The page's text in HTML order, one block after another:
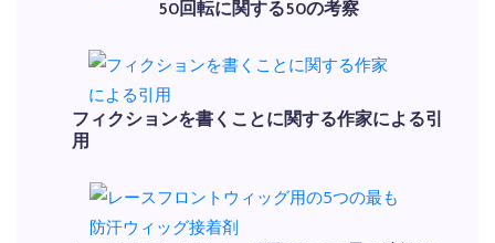
50回転に関する50の考察
フィクションを書くことに関する作家による引
用